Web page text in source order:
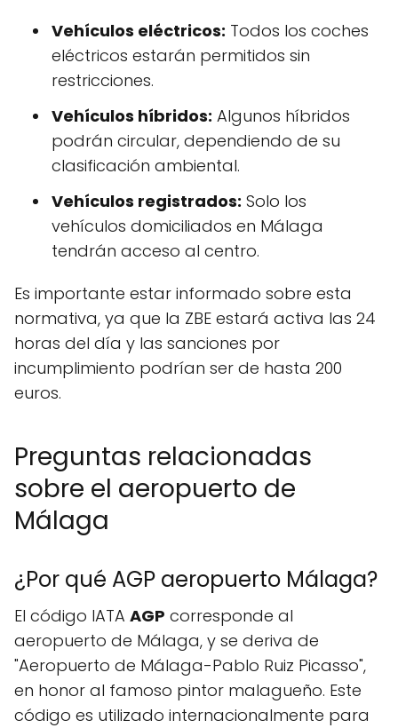
Vehículos eléctricos: Todos los coches
eléctricos estarán permitidos sin
restricciones.
Vehículos híbridos: Algunos híbridos
podrán circular, dependiendo de su
clasificación ambiental.
Vehículos registrados: Solo los
vehículos domiciliados en Málaga
tendrán acceso al centro.
Es importante estar informado sobre esta
normativa, ya que la ZBE estará activa las 24
horas del día y las sanciones por
incumplimiento podrían ser de hasta 200
euros.
Preguntas relacionadas
sobre el aeropuerto de
Málaga
¿Por qué AGP aeropuerto Málaga?
El código IATA AGP corresponde al
aeropuerto de Málaga, y se deriva de
"Aeropuerto de Málaga-Pablo Ruiz Picasso",
en honor al famoso pintor malagueño. Este
código es utilizado internacionalmente para